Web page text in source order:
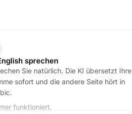
sprechen
Sie natürlich. Die KI übersetzt Ihre
sofort und die andere Seite hört in
funktioniert.